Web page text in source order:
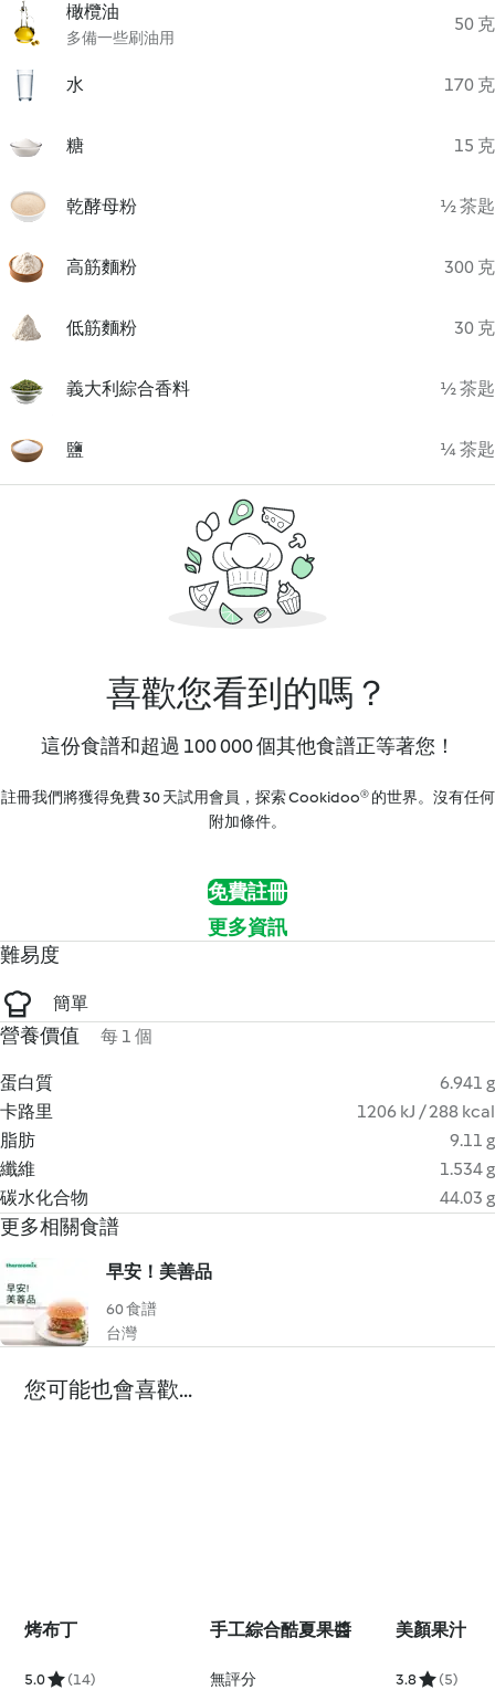
橄欖油
多備一些刷油用
50 克
水 170 克
糖 15 克
乾酵母粉 ½ 茶匙
高筋麵粉 300 克
低筋麵粉 30 克
義大利綜合香料 ½ 茶匙
鹽 ¼ 茶匙
喜歡您看到的嗎？
這份食譜和超過 100 000 個其他食譜正等著您！
註冊我們將獲得免費 30 天試用會員，探索 Cookidoo® 的世界。沒有任何
附加條件。
免費註冊
更多資訊
難易度
簡單
營養價值 每 1 個
蛋白質
6.941 g
卡路里
1206 kJ / 288 kcal
脂肪
9.11 g
纖維
1.534 g
碳水化合物
44.03 g
更多相關食譜
早安！美善品
60 食譜
台灣
您可能也會喜歡...
烤布丁
5.0 (14)
手工綜合酷夏果醬
無評分
美顏果汁
3.8 (5)